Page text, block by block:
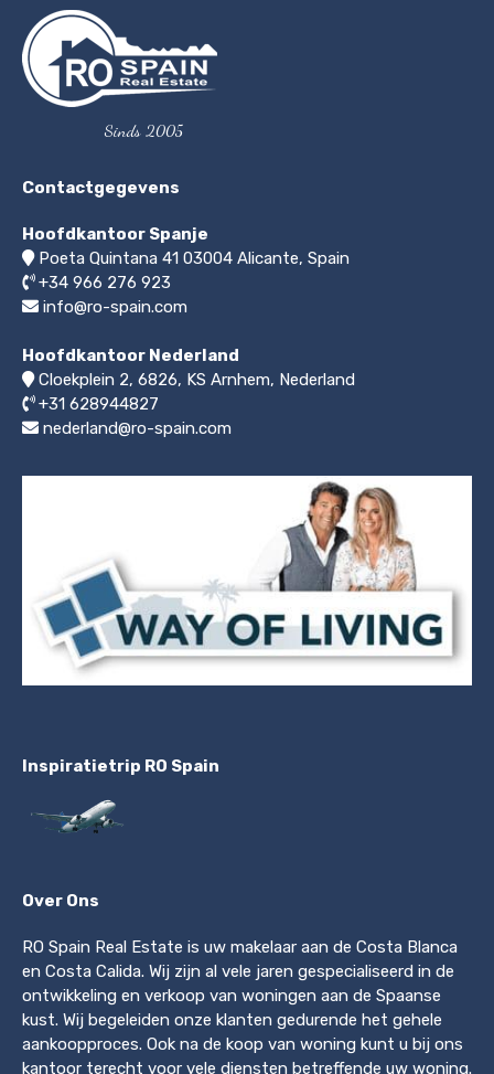
Sinds 2005
Contactgegevens
Hoofdkantoor Spanje
Poeta Quintana 41 03004 Alicante, Spain
+34 966 276 923
info@ro-spain.com
Hoofdkantoor Nederland
Cloekplein 2, 6826, KS Arnhem, Nederland
+31 628944827
nederland@ro-spain.com
Inspiratietrip RO Spain
Over Ons
RO Spain Real Estate is uw makelaar aan de Costa Blanca
en Costa Calida. Wij zijn al vele jaren gespecialiseerd in de
ontwikkeling en verkoop van woningen aan de Spaanse
kust. Wij begeleiden onze klanten gedurende het gehele
aankoopproces. Ook na de koop van woning kunt u bij ons
kantoor terecht voor vele diensten betreffende uw woning.